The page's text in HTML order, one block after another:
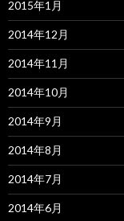
2015年1月
2014年12月
2014年11月
2014年10月
2014年9月
2014年8月
2014年7月
2014年6月